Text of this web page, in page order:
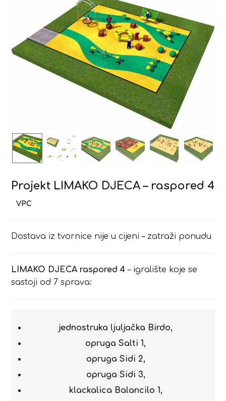
Projekt LIMAKO DJECA – raspored 4
Dostava iz tvornice nije u cijeni – zatraži ponudu
LIMAKO DJECA raspored 4 – igralište koje se
sastoji od 7 sprava:
jednostruka ljuljačka Birdo,
opruga Salti 1,
opruga Sidi 2,
opruga Sidi 3,
klackalica Balancilo 1,